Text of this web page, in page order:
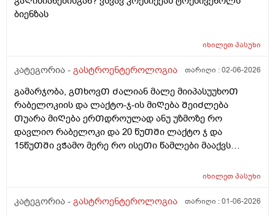
ბიენზას
იხილეთპასუხი
კატეგორია - გასტროენტეროლოგია თარიღი :02-06-2026
გამარჯობა, გᲗხოვᲗ Ძალიან მალე მიიპასუუხოᲗ
რაბელოკიის და ლაქტო-ჯ-ის მიᲦება ᲨეიᲫლება
Თუარა მიᲦება ერᲗდროულად ანუ უზმოზე რო
დავლიო რაბელოკი და 20 წუᲗᲨი ლაქტო ჯ და
15წუᲗᲨი ვᲭამო მერე რო ისეᲗი წამლები მააქვს
მიდრეკილი ვარ და 26წლის ბიᲭი ვარ. ეს წამლები
ბიენზა, კალციმესი .)
იხილეთპასუხი
კატეგორია - გასტროენტეროლოგია თარიღი :01-06-2026